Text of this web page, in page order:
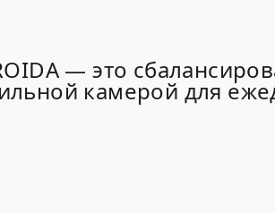
— это
камерой для